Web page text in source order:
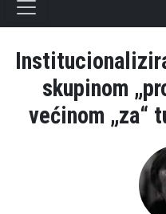
skupinom
većinom „za“